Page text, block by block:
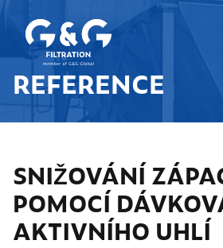
REFERENCE
SNIŽOVÁNÍ
POMOCÍ
AKTIVNÍHO UHLÍ